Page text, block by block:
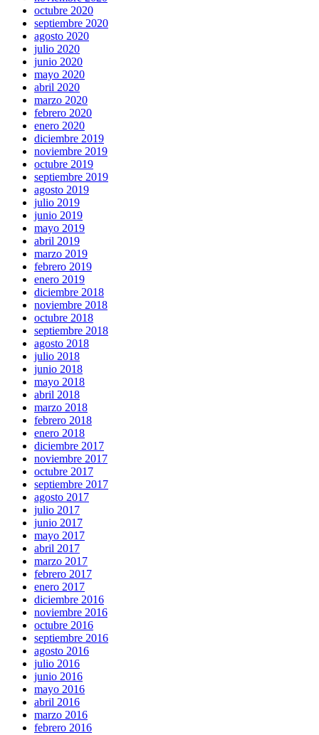
octubre 2020
septiembre 2020
agosto 2020
julio 2020
junio 2020
mayo 2020
abril 2020
marzo 2020
febrero 2020
enero 2020
diciembre 2019
noviembre 2019
octubre 2019
septiembre 2019
agosto 2019
julio 2019
junio 2019
mayo 2019
abril 2019
marzo 2019
febrero 2019
enero 2019
diciembre 2018
noviembre 2018
octubre 2018
septiembre 2018
agosto 2018
julio 2018
junio 2018
mayo 2018
abril 2018
marzo 2018
febrero 2018
enero 2018
diciembre 2017
noviembre 2017
octubre 2017
septiembre 2017
agosto 2017
julio 2017
junio 2017
mayo 2017
abril 2017
marzo 2017
febrero 2017
enero 2017
diciembre 2016
noviembre 2016
octubre 2016
septiembre 2016
agosto 2016
julio 2016
junio 2016
mayo 2016
abril 2016
marzo 2016
febrero 2016